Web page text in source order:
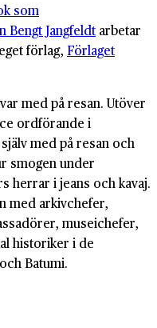
som
Jangfeldt arbetar
förlag, Förlaget
med på resan. Utöver
ordförande i
med på resan och
smogen under
herrar i jeans och kavaj.
med arkivchefer,
museichefer,
historiker i de
Batumi.